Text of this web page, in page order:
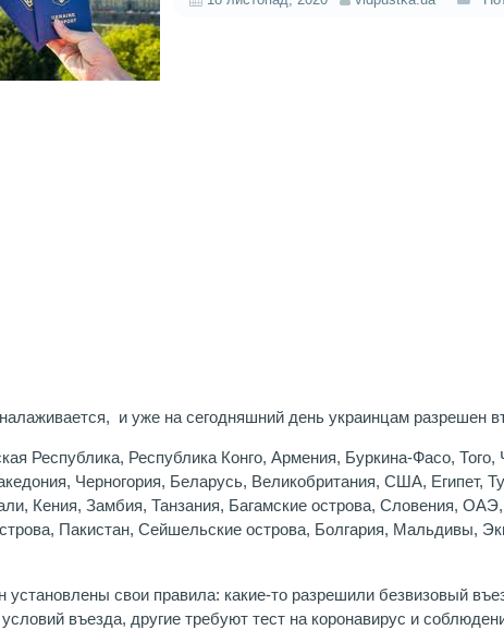
и уже на сегодняшний день украинцам разрешен
Республика, Республика Конго, Армения, Буркина-Фасо,
Черногория, Беларусь, Великобритания, США,
Кения, Замбия, Танзания, Багамские острова, Словения,
Пакистан, Сейшельские острова, Болгария, Мальдивы,
установлены свои правила: какие-то разрешили безвизовый
условий въезда, другие требуют тест на коронавирус и